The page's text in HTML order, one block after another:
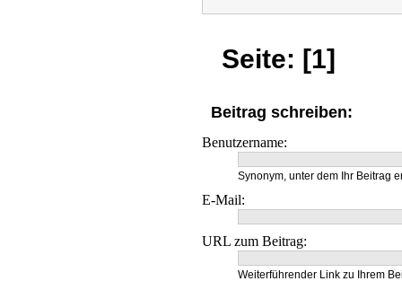
Seite: [1]
Beitrag schreiben:
Benutzername:
Synonym, unter dem Ihr Beitrag
E-Mail:
URL zum Beitrag:
Weiterführender Link zu Ihrem